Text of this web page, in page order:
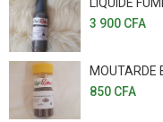
LIQUIDE
3 900 CFA
MOUTARDE
850 CFA